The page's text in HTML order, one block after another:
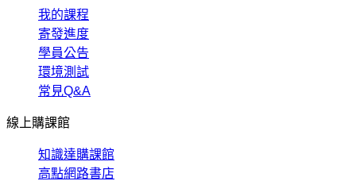
我的課程
寄發進度
學員公告
環境測試
常見Q&A
線上購課館
知識達購課館
高點網路書店